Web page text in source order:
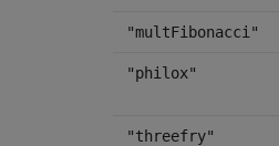
"multFibonacci"
"philox"
"threefry"